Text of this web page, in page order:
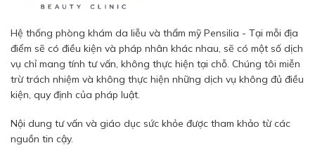
Hệ thống phòng khám da liễu và thẩm mỹ Pensilia - Tại mỗi địa
điểm sẽ có điều kiện và pháp nhân khác nhau, sẽ có một số dịch
vụ chỉ mang tính tư vấn, không thực hiện tại chỗ. Chúng tôi miễn
trừ trách nhiệm và không thực hiện những dịch vụ không đủ điều
kiện, quy định của pháp luật.
Nội dung tư vấn và giáo dục sức khỏe được tham khảo từ các
nguồn tin cậy.